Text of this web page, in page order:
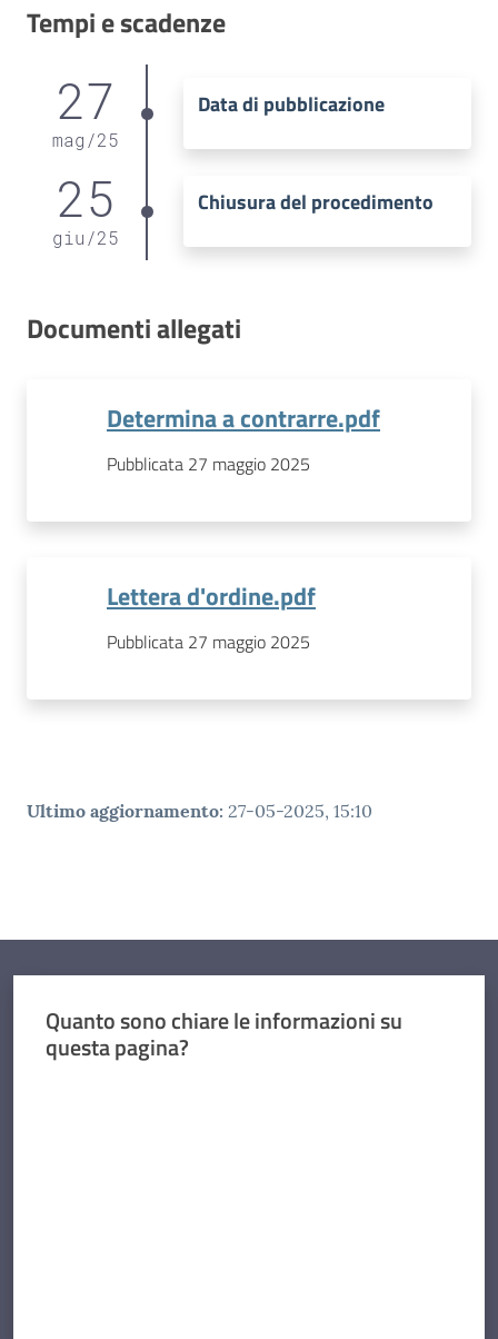
Tempi e scadenze
27
mag /25
Data di pubblicazione
25
giu /25
Chiusura del procedimento
Documenti allegati
Determina a contrarre.pdf
Pubblicata 27 maggio 2025
Lettera d'ordine.pdf
Pubblicata 27 maggio 2025
Ultimo aggiornamento: 27-05-2025, 15:10
Quanto sono chiare le informazioni su
questa pagina?